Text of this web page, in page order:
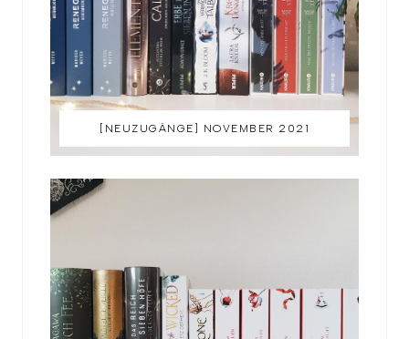
[NEUZUGÄNGE] NOVEMBER 2021